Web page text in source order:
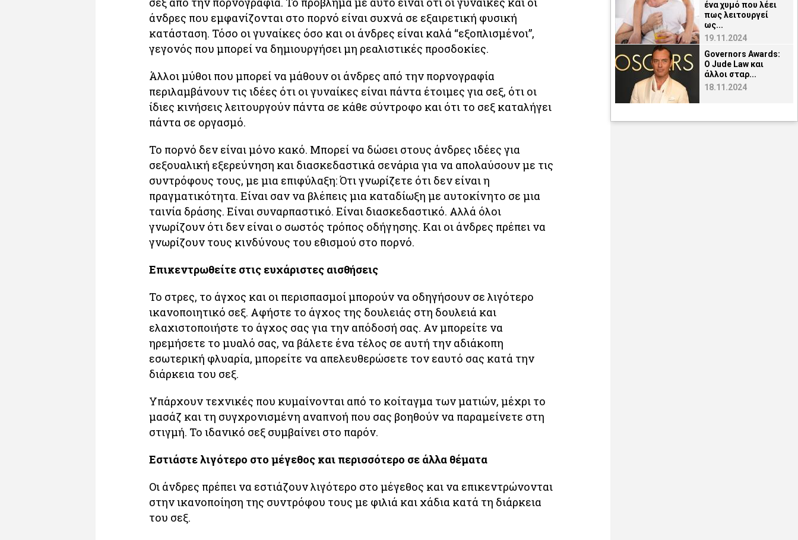
άνδρες που εμφανίζονται στο πορνό είναι συχνά σε εξαιρετική φυσική
κατάσταση. Τόσο οι γυναίκες όσο και οι άνδρες είναι καλά “εξοπλισμένοι”,
γεγονός που μπορεί να δημιουργήσει μη ρεαλιστικές προσδοκίες.
Άλλοι μύθοι που μπορεί να μάθουν οι άνδρες από την πορνογραφία
περιλαμβάνουν τις ιδέες ότι οι γυναίκες είναι πάντα έτοιμες για σεξ, ότι οι
ίδιες κινήσεις λειτουργούν πάντα σε κάθε σύντροφο και ότι το σεξ καταλήγει
πάντα σε οργασμό.
Το πορνό δεν είναι μόνο κακό. Μπορεί να δώσει στους άνδρες ιδέες για
σεξουαλική εξερεύνηση και διασκεδαστικά σενάρια για να απολαύσουν με τις
συντρόφους τους, με μια επιφύλαξη: Ότι γνωρίζετε ότι δεν είναι η
πραγματικότητα. Είναι σαν να βλέπεις μια καταδίωξη με αυτοκίνητο σε μια
ταινία δράσης. Είναι συναρπαστικό. Είναι διασκεδαστικό. Αλλά όλοι
γνωρίζουν ότι δεν είναι ο σωστός τρόπος οδήγησης. Και οι άνδρες πρέπει να
γνωρίζουν τους κινδύνους του εθισμού στο πορνό.
Επικεντρωθείτε στις ευχάριστες αισθήσεις
Το στρες, το άγχος και οι περισπασμοί μπορούν να οδηγήσουν σε λιγότερο
ικανοποιητικό σεξ. Αφήστε το άγχος της δουλειάς στη δουλειά και
ελαχιστοποιήστε το άγχος σας για την απόδοσή σας. Αν μπορείτε να
ηρεμήσετε το μυαλό σας, να βάλετε ένα τέλος σε αυτή την αδιάκοπη
εσωτερική φλυαρία, μπορείτε να απελευθερώσετε τον εαυτό σας κατά την
διάρκεια του σεξ.
Υπάρχουν τεχνικές που κυμαίνονται από το κοίταγμα των ματιών, μέχρι το
μασάζ και τη συγχρονισμένη αναπνοή που σας βοηθούν να παραμείνετε στη
στιγμή. Το ιδανικό σεξ συμβαίνει στο παρόν.
Εστιάστε λιγότερο στο μέγεθος και περισσότερο σε άλλα θέματα
Οι άνδρες πρέπει να εστιάζουν λιγότερο στο μέγεθος και να επικεντρώνονται
στην ικανοποίηση της συντρόφου τους με φιλιά και χάδια κατά τη διάρκεια
του σεξ.
ένα χυμό που λέει
πως λειτουργεί
ως...
19.11.2024
Governors Awards:
O Jude Law και
άλλοι σταρ...
18.11.2024